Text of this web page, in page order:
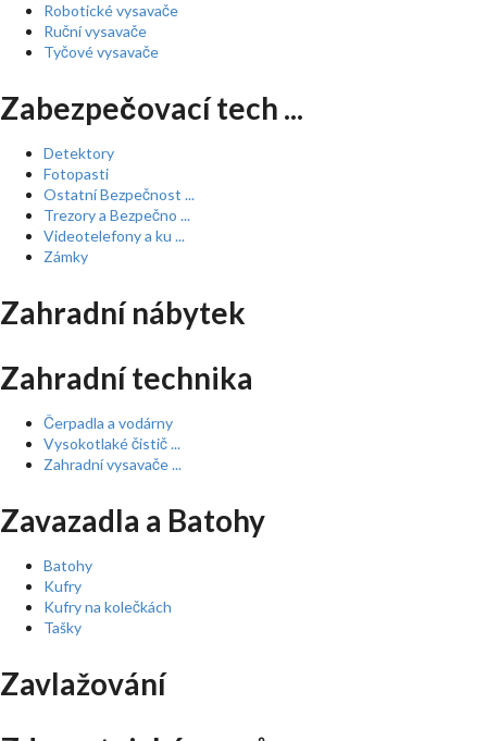
Robotické vysavače
Ruční vysavače
Tyčové vysavače
Zabezpečovací tech ...
Detektory
Fotopasti
Ostatní Bezpečnost ...
Trezory a Bezpečno ...
Videotelefony a ku ...
Zámky
Zahradní nábytek
Zahradní technika
Čerpadla a vodárny
Vysokotlaké čistič ...
Zahradní vysavače ...
Zavazadla a Batohy
Batohy
Kufry
Kufry na kolečkách
Tašky
Zavlažování